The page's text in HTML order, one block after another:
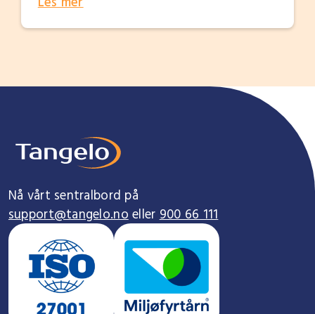
Nå vårt sentralbord på
support@tangelo.no eller 900 66 111